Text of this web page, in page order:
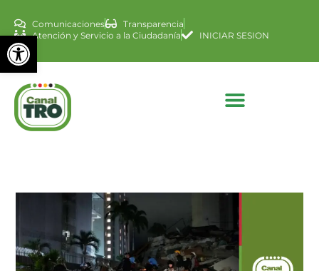
Abrir barra de
Comunicaciones
Transparencia
Atención y Servicio a la Ciudadanía
INICIAR SESION